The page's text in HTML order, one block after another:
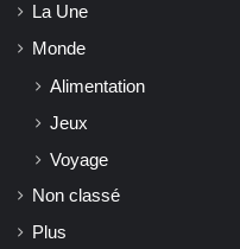
La Une
Monde
Alimentation
Jeux
Voyage
Non classé
Plus